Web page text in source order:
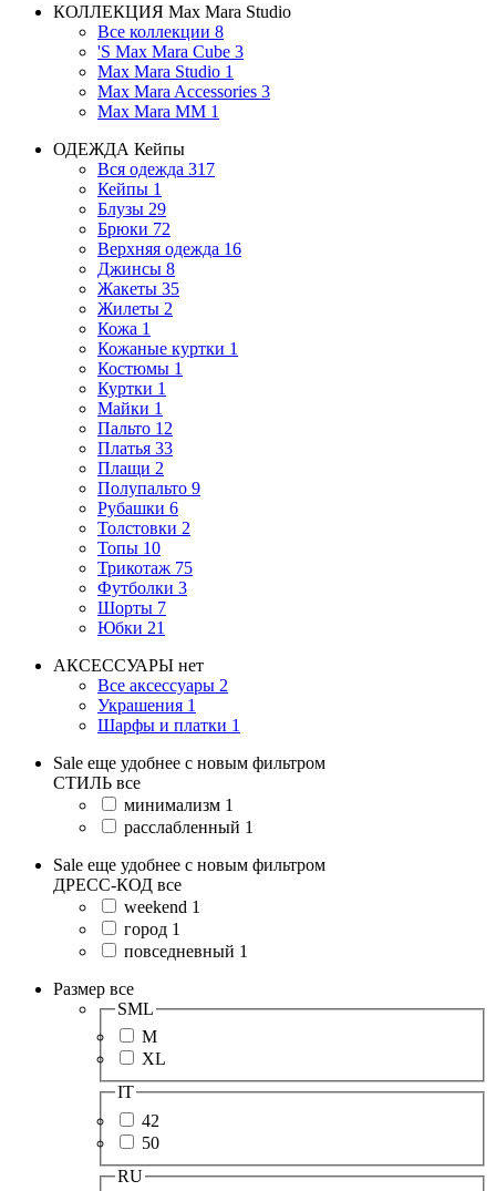
КОЛЛЕКЦИЯ Max Mara Studio
Все коллекции 8
'S Max Mara Cube 3
Max Mara Studio 1
Max Mara Accessories 3
Max Mara MM 1
ОДЕЖДА Кейпы
Вся одежда 317
Кейпы 1
Блузы 29
Брюки 72
Верхняя одежда 16
Джинсы 8
Жакеты 35
Жилеты 2
Кожа 1
Кожаные куртки 1
Костюмы 1
Куртки 1
Майки 1
Пальто 12
Платья 33
Плащи 2
Полупальто 9
Рубашки 6
Толстовки 2
Топы 10
Трикотаж 75
Футболки 3
Шорты 7
Юбки 21
АКСЕССУАРЫ нет
Все аксессуары 2
Украшения 1
Шарфы и платки 1
Sale еще удобнее с новым фильтром
СТИЛЬ все
минимализм 1
расслабленный 1
Sale еще удобнее с новым фильтром
ДРЕСС-КОД все
weekend 1
город 1
повседневный 1
Размер все
SML
M
XL
IT
42
50
RU